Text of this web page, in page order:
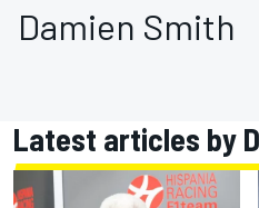
Damien Smith
Latest articles by